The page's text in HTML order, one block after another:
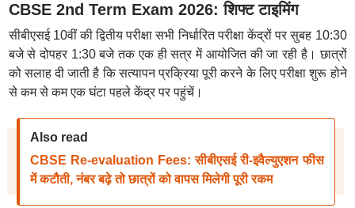
CBSE 2nd Term Exam 2026: शिफ्ट टाइमिंग
सीबीएसई 10वीं की द्वितीय परीक्षा सभी निर्धारित परीक्षा केंद्रों पर सुबह 10:30
बजे से दोपहर 1:30 बजे तक एक ही सत्र में आयोजित की जा रही है। छात्रों
को सलाह दी जाती है कि सत्यापन प्रक्रिया पूरी करने के लिए परीक्षा शुरू होने
से कम से कम एक घंटा पहले केंद्र पर पहुंचें।
Also read
CBSE Re-evaluation Fees: सीबीएसई री-इवैल्युएशन फीस
में कटौती, नंबर बढ़े तो छात्रों को वापस मिलेगी पूरी रकम